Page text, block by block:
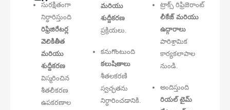
సురక్షితంగా
నిర్ధారిస్తుంది
రిఫ్రిజిరేటర్ల
వెలికితీత
మరియు
శుద్దీకరణ
విస్మరించిన
శీతలీకరణ
ఉపకరణాల
మరియు
శుద్దీకరణ
ప్రక్రియలు.
కనుగొంటుంది
కలుషితాలు
శీతలకరణి
స్వచ్ఛతను
నిర్ధారించడానికి.
ట్రాక్స్ రిఫ్రిజెరాంట్
లీకేజ్ మరియు
ఉద్గారాలు
పారిశ్రామిక
కార్యకలాపాల
నుండి.
అందిస్తుంది
రియల్ టైమ్